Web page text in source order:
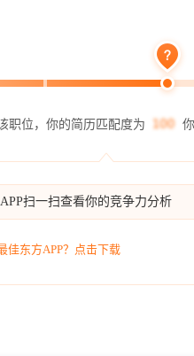
职位，你的简历匹配度为
扫一扫查看你的竞争力分析
佳东方APP？点击下载